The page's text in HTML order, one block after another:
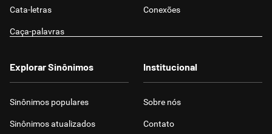
Cata-letras Conexões
Caça-palavras
Explorar Sinônimos
Sinônimos populares
Sinônimos atualizados
Institucional
Sobre nós
Contato